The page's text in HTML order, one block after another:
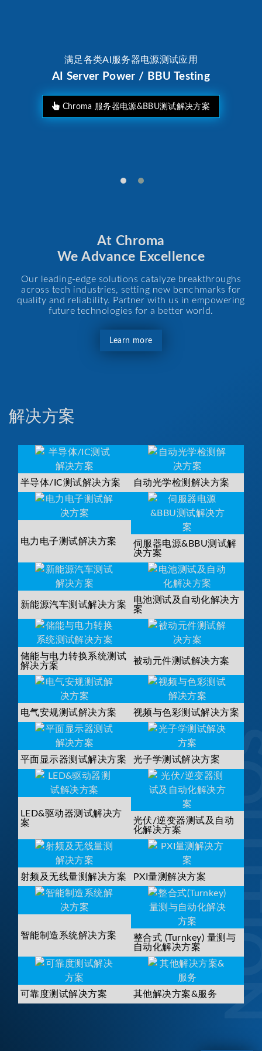
满足各类AI服务器电源测试应用
AI Server Power / BBU Testing
Chroma 服务器电源&BBU测试解决方案
At Chroma
We Advance Excellence
Our leading-edge solutions catalyze breakthroughs
across tech industries, setting new benchmarks for
quality and reliability. Partner with us in empowering
future technologies for a better world.
Learn more
解决方案
半导体/IC测试解决方案 自动光学检测解决方案
电力电子测试解决方案
伺服器电源&BBU测试解
决方案
新能源汽车测试解决方案
电池测试及自动化解决方
案
储能与电力转换系统测试
解决方案
被动元件测试解决方案
电气安规测试解决方案 视频与色彩测试解决方案
平面显示器测试解决方案 光子学测试解决方案
LED&驱动器测试解决方
案
光伏/逆变器测试及自动
化解决方案
射频及无线量测解决方案 PXI量测解决方案
智能制造系统解决方案
整合式 (Turnkey) 量测与
自动化解决方案
可靠度测试解决方案 其他解决方案&服务